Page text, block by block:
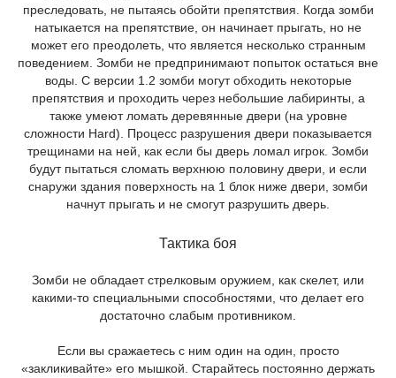
преследовать, не пытаясь обойти препятствия. Когда зомби
натыкается на препятствие, он начинает прыгать, но не
может его преодолеть, что является несколько странным
поведением. Зомби не предпринимают попыток остаться вне
воды. С версии 1.2 зомби могут обходить некоторые
препятствия и проходить через небольшие лабиринты, а
также умеют ломать деревянные двери (на уровне
сложности Hard). Процесс разрушения двери показывается
трещинами на ней, как если бы дверь ломал игрок. Зомби
будут пытаться сломать верхнюю половину двери, и если
снаружи здания поверхность на 1 блок ниже двери, зомби
начнут прыгать и не смогут разрушить дверь.
Тактика боя
Зомби не обладает стрелковым оружием, как скелет, или
какими-то специальными способностями, что делает его
достаточно слабым противником.
Если вы сражаетесь с ним один на один, просто
«закликивайте» его мышкой. Старайтесь постоянно держать